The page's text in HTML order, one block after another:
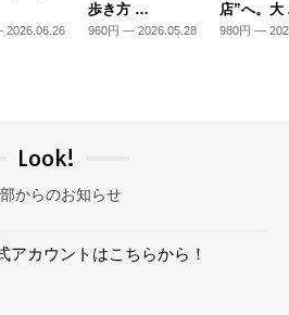
2026.06.26
歩き方 …
960円 — 2026.05.28
店”へ。
980円 —
Look!
からのお知らせ
アカウントはこちらから！